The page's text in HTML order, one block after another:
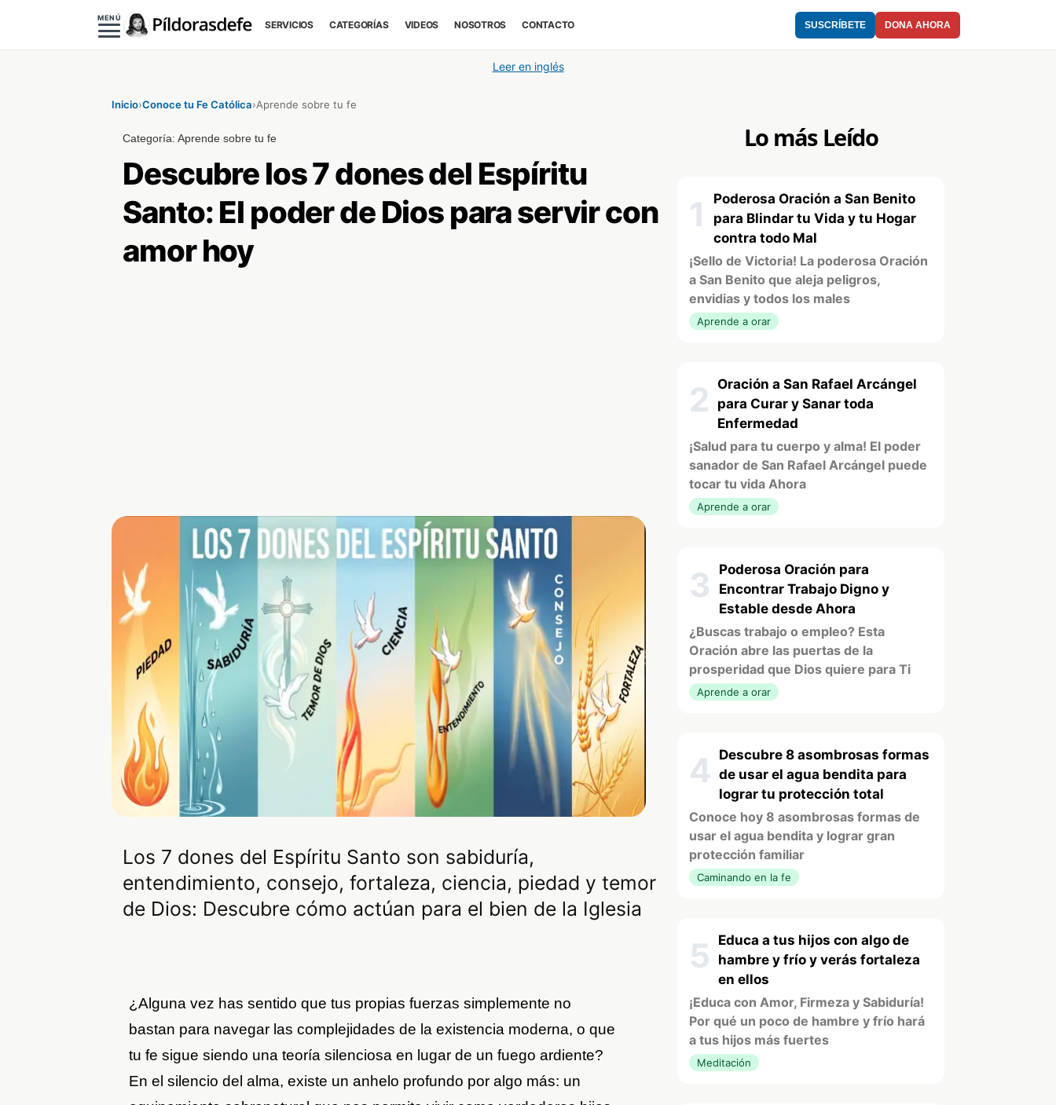
MENÚ
SERVICIOS CATEGORÍAS VIDEOS NOSOTROS CONTACTO SUSCRÍBETE DONA AHORA
Leer en inglés
Inicio›Conoce tu Fe Católica›Aprende sobre tu fe
Categoría:Aprende sobre tu fe
Descubre los 7 dones del Espíritu
Santo: El poder de Dios para servir con
amor hoy
Los 7 dones del Espíritu Santo son sabiduría,
entendimiento, consejo, fortaleza, ciencia, piedad y temor
de Dios: Descubre cómo actúan para el bien de la Iglesia
¿Alguna vez has sentido que tus propias fuerzas simplemente no
bastan para navegar las complejidades de la existencia moderna, o que
tu fe sigue siendo una teoría silenciosa en lugar de un fuego ardiente?
En el silencio del alma, existe un anhelo profundo por algo más: un
Lo más Leído
1
Poderosa Oración a San Benito
para Blindar tu Vida y tu Hogar
contra todo Mal
¡Sello de Victoria! La poderosa Oración
a San Benito que aleja peligros,
envidias y todos los males
Aprende a orar
2 Oración a San Rafael Arcángel
para Curar y Sanar toda
Enfermedad
¡Salud para tu cuerpo y alma! El poder
sanador de San Rafael Arcángel puede
tocar tu vida Ahora
Aprende a orar
3
Poderosa Oración para
Encontrar Trabajo Digno y
Estable desde Ahora
¿Buscas trabajo o empleo? Esta
Oración abre las puertas de la
prosperidad que Dios quiere para Ti
Aprende a orar
4
Descubre 8 asombrosas formas
de usar el agua bendita para
lograr tu protección total
Conoce hoy 8 asombrosas formas de
usar el agua bendita y lograr gran
protección familiar
Caminando en la fe
5
Educa a tus hijos con algo de
hambre y frío y verás fortaleza
en ellos
¡Educa con Amor, Firmeza y Sabiduría!
Por qué un poco de hambre y frío hará
a tus hijos más fuertes
Meditación